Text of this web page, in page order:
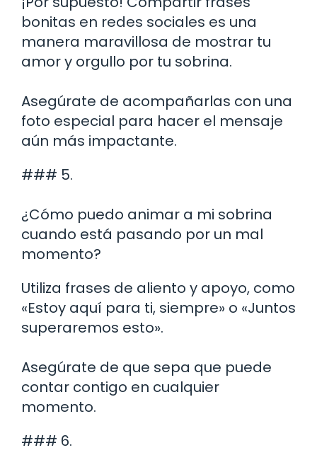
bonitas en redes sociales es una
manera maravillosa de mostrar tu
amor y orgullo por tu sobrina.
Asegúrate de acompañarlas con una
foto especial para hacer el mensaje
aún más impactante.
### 5.
¿Cómo puedo animar a mi sobrina
cuando está pasando por un mal
momento?
Utiliza frases de aliento y apoyo, como
«Estoy aquí para ti, siempre» o «Juntos
superaremos esto».
Asegúrate de que sepa que puede
contar contigo en cualquier
momento.
### 6.